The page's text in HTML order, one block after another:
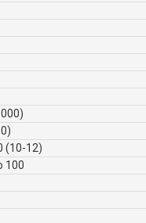
(10-12)
100